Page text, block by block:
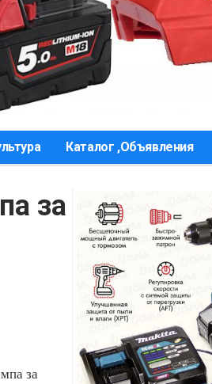
Каталог ,Объявления
за
за